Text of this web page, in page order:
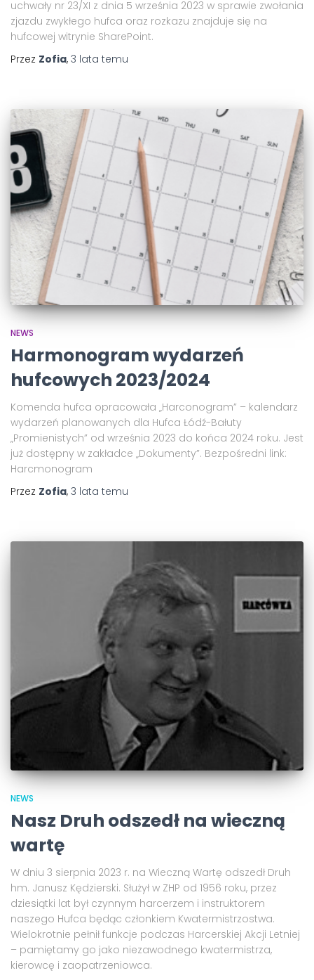
uchwały nr 23/XI z dnia 5 września 2023 w sprawie zwołania
zjazdu zwykłego hufca oraz rozkazu znajduje się na
hufcowej witrynie SharePoint.
Przez Zofia, 3 lata temu
NEWS
Harmonogram wydarzeń
hufcowych 2023/2024
Komenda hufca opracowała „Harconogram” – kalendarz
wydarzeń planowanych dla Hufca Łódź-Bałuty
„Promienistych” od września 2023 do końca 2024 roku. Jest
już dostępny w zakładce „Dokumenty”. Bezpośredni link:
Harcmonogram
Przez Zofia, 3 lata temu
NEWS
Nasz Druh odszedł na wieczną
wartę
W dniu 3 sierpnia 2023 r. na Wieczną Wartę odszedł Druh
hm. Janusz Kędzierski. Służył w ZHP od 1956 roku, przez
dziesiątki lat był czynnym harcerzem i instruktorem
naszego Hufca będąc członkiem Kwatermistrzostwa.
Wielokrotnie pełnił funkcje podczas Harcerskiej Akcji Letniej
– pamiętamy go jako niezawodnego kwatermistrza,
kierowcę i zaopatrzeniowca.